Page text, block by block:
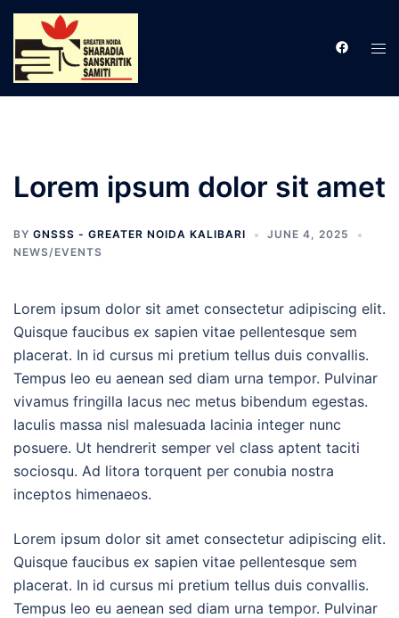
Skip
content
Lorem ipsum dolor sit amet
BY GNSSS - GREATER NOIDA KALIBARI
JUNE 4, 2025
NEWS/EVENTS
Lorem ipsum dolor sit amet consectetur adipiscing elit.
Quisque faucibus ex sapien vitae pellentesque sem
placerat. In id cursus mi pretium tellus duis convallis.
Tempus leo eu aenean sed diam urna tempor. Pulvinar
vivamus fringilla lacus nec metus bibendum egestas.
Iaculis massa nisl malesuada lacinia integer nunc
posuere. Ut hendrerit semper vel class aptent taciti
sociosqu. Ad litora torquent per conubia nostra
inceptos himenaeos.
Lorem ipsum dolor sit amet consectetur adipiscing elit.
Quisque faucibus ex sapien vitae pellentesque sem
placerat. In id cursus mi pretium tellus duis convallis.
Tempus leo eu aenean sed diam urna tempor. Pulvinar